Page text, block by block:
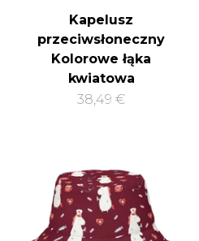
Kapelusz
przeciwsłoneczny
Kolorowe łąka
kwiatowa
38,49 €